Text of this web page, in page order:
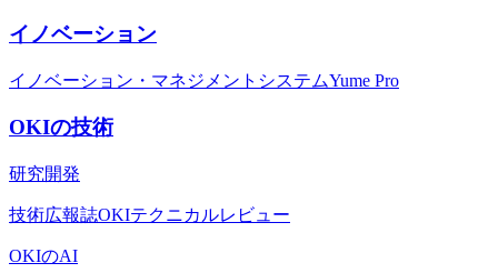
イノベーション
イノベーション・マネジメントシステムYume Pro
OKIの技術
研究開発
技術広報誌OKIテクニカルレビュー
OKIのAI